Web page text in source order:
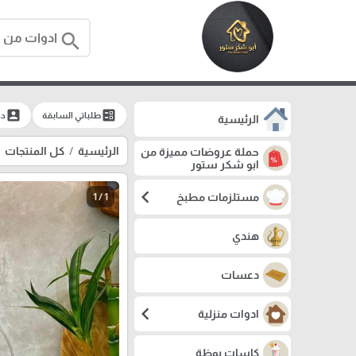
search
الرئيسية
حملة عروضات مميزة من
ابو شكر ستور
مستلزمات مطبخ chevron_left
هندي
دعسات
ادوات منزلية chevron_left
كاسات بوظة
ballotطلباتي السابقة account_box
الرئيسية كل المنتجات
1 / 1